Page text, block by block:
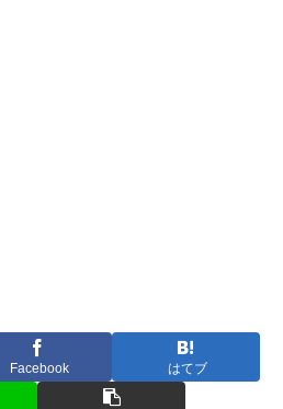
Facebook はてブ